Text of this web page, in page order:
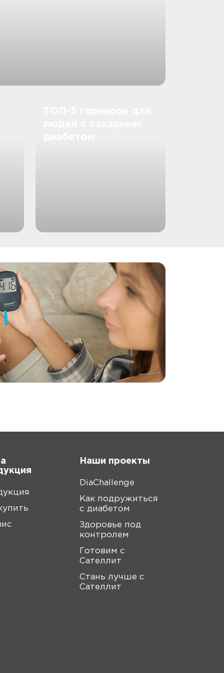
Наши проекты
DiaChallenge
Как подружиться
с диабетом
Здоровье под
контролем
Готовим с
Сателлит
Стань лучше с
Сателлит